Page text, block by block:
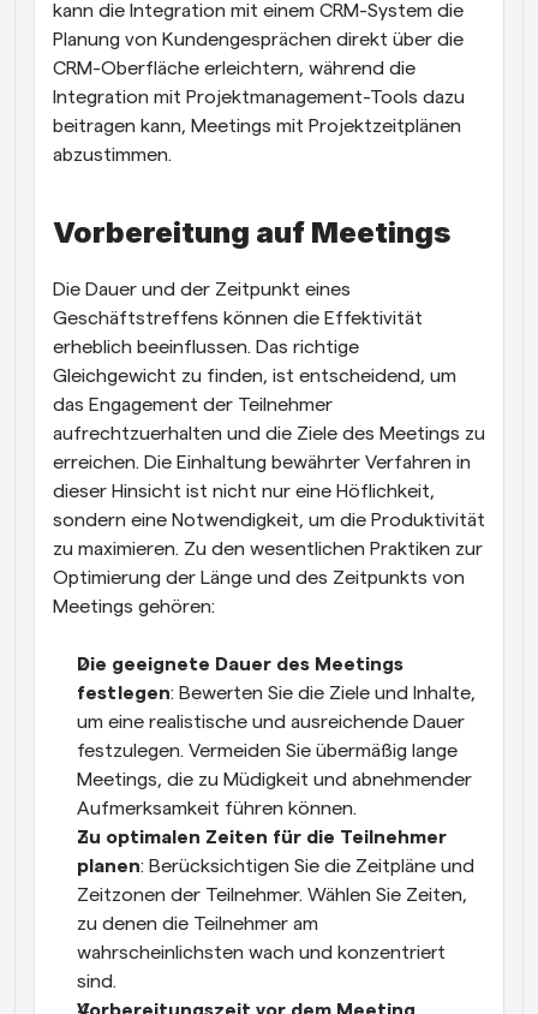
kann die Integration mit einem CRM-System die
Planung von Kundengesprächen direkt über die
CRM-Oberfläche erleichtern, während die
Integration mit Projektmanagement-Tools dazu
beitragen kann, Meetings mit Projektzeitplänen
abzustimmen.
Vorbereitung auf Meetings
Die Dauer und der Zeitpunkt eines
Geschäftstreffens können die Effektivität
erheblich beeinflussen. Das richtige
Gleichgewicht zu finden, ist entscheidend, um
das Engagement der Teilnehmer
aufrechtzuerhalten und die Ziele des Meetings zu
erreichen. Die Einhaltung bewährter Verfahren in
dieser Hinsicht ist nicht nur eine Höflichkeit,
sondern eine Notwendigkeit, um die Produktivität
zu maximieren. Zu den wesentlichen Praktiken zur
Optimierung der Länge und des Zeitpunkts von
Meetings gehören:
Die geeignete Dauer des Meetings
festlegen: Bewerten Sie die Ziele und Inhalte,
um eine realistische und ausreichende Dauer
festzulegen. Vermeiden Sie übermäßig lange
Meetings, die zu Müdigkeit und abnehmender
Aufmerksamkeit führen können.
Zu optimalen Zeiten für die Teilnehmer
planen: Berücksichtigen Sie die Zeitpläne und
Zeitzonen der Teilnehmer. Wählen Sie Zeiten,
zu denen die Teilnehmer am
wahrscheinlichsten wach und konzentriert
sind.